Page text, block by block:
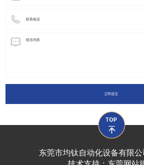
立即提交
东莞市均钛自动化设备有限